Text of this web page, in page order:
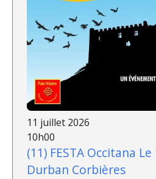
11 juillet 2026
10h00
(11) FESTA Occitana
Durban Corbières